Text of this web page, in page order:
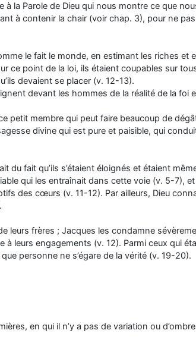
la Parole de Dieu qui nous montre ce que
à contenir la chair (voir chap. 3), pour ne
le fait le monde, en estimant les riches et
ce point de la loi, ils étaient coupables sur
devaient se placer (v. 12-13).
devant les hommes de la réalité de la foi
petit membre qui peut faire beaucoup de
divine qui est pure et paisible, qui
fait qu’ils s’étaient éloignés et étaient
qui les entraînait dans cette voie (v. 5-7),
des cœurs (v. 11-12). Par ailleurs, Dieu
leurs frères ; Jacques les condamne
leurs engagements (v. 12). Parmi ceux qui
personne ne s’égare de la vérité (v. 19-20).
en qui il n’y a pas de variation ou